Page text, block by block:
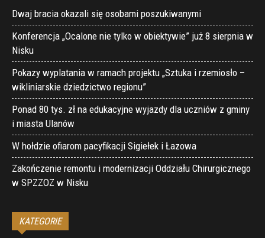
Dwaj bracia okazali się osobami poszukiwanymi
Konferencja „Ocalone nie tylko w obiektywie” już 8 sierpnia w
Nisku
Pokazy wyplatania w ramach projektu „Sztuka i rzemiosło –
wikliniarskie dziedzictwo regionu”
Ponad 80 tys. zł na edukacyjne wyjazdy dla uczniów z gminy
i miasta Ulanów
W hołdzie ofiarom pacyfikacji Sigiełek i Łazowa
Zakończenie remontu i modernizacji Oddziału Chirurgicznego
w SPZZOZ w Nisku
KATEGORIE